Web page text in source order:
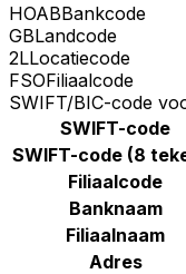
HOABBankcode
GBLandcode
2LLocatiecode
FSOFiliaalcode
SWIFT/BIC-code
SWIFT-code
SWIFT-code (8
Filiaalcode
Banknaam
Filiaalnaam
Adres